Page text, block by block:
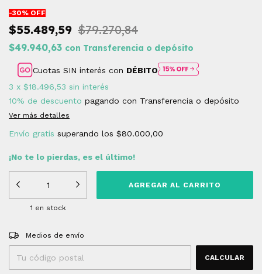
-30% OFF
$55.489,59 $79.270,84
$49.940,63 con Transferencia o depósito
Cuotas SIN interés con DÉBITO
3 x $18.496,53 sin interés
10% de descuento pagando con Transferencia o depósito
Ver más detalles
Envío gratis superando los $80.000,00
¡No te lo pierdas, es el último!
1 en stock
Entregas para el CP:
Medios de envío
CALCULAR